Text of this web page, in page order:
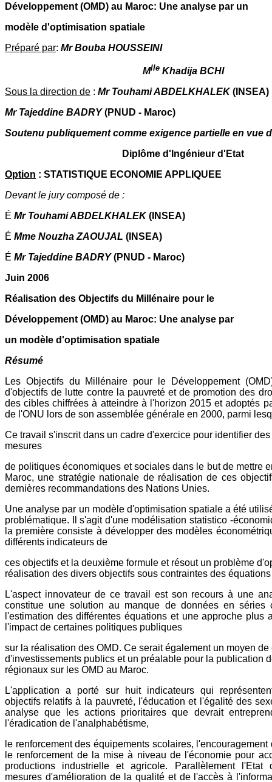
Développement (OMD) au Maroc: Une analyse par un
modèle d'optimisation spatiale
Préparé par: Mr Bouba HOUSSEINI
Mlle Khadija BCHI
Sous la direction de : Mr Touhami ABDELKHALEK(INSEA)
Mr Tajeddine BADRY(PNUD - Maroc)
Soutenu publiquement comme exigence partielle en vue
Diplôme d'Ingénieur d'Etat
Option : STATISTIQUE ECONOMIE APPLIQUEE
Devant le jury composé de :
É Mr Touhami ABDELKHALEK(INSEA)
É Mme Nouzha ZAOUJAL (INSEA)
É Mr Tajeddine BADRY(PNUD - Maroc)
Juin 2006
Réalisation des Objectifs du Millénaire pour le
Développement (OMD) au Maroc: Une analyse par
un modèle d'optimisation spatiale
Résumé
Les Objectifs du Millénaire pour le Développement
d'objectifs de lutte contre la pauvreté et de promotion des
des cibles chiffrées à atteindre à l'horizon 2015 et adoptés
de l'ONU lors de son assemblée générale en 2000, parmi
Ce travail s'inscrit dans un cadre d'exercice pour identifier
mesures
de politiques économiques et sociales dans le but de mettre
Maroc, une stratégie nationale de réalisation de ces
dernières recommandations des Nations Unies.
Une analyse par un modèle d'optimisation spatiale a été
problématique. Il s'agit d'une modélisation statistico -
la première consiste à développer des modèles
différents indicateurs de
ces objectifs et la deuxième formule et résout un problème
réalisation des divers objectifs sous contraintes des
L'aspect innovateur de ce travail est son recours à une
constitue une solution au manque de données en séries
l'estimation des différentes équations et une approche plus
l'impact de certaines politiques publiques
sur la réalisation des OMD. Ce serait également un moyen
d'investissements publics et un préalable pour la publication
régionaux sur les OMD au Maroc.
L'application a porté sur huit indicateurs qui
objectifs relatifs à la pauvreté, l'éducation et l'égalité des
analyse que les actions prioritaires que devrait
l'éradication de l'analphabétisme,
le renforcement des équipements scolaires,
le renforcement de la mise à niveau de l'économie pour
productions industrielle et agricole. Parallèlement l'Etat
mesures d'amélioration de la qualité et de l'accès à